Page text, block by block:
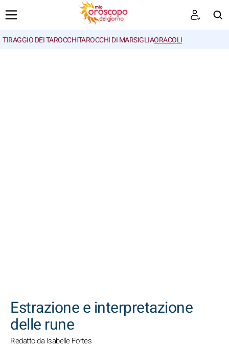
TIRAGGIO DEI TAROCCHITAROCCHI DI MARSIGLIAORACOLI
Estrazione e interpretazione
delle rune
Redatto da Isabelle Fortes